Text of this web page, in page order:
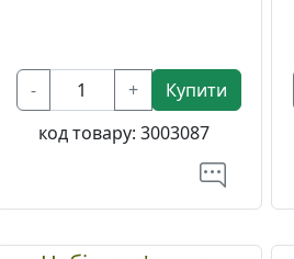
- +
Купити
код товару: 3003087